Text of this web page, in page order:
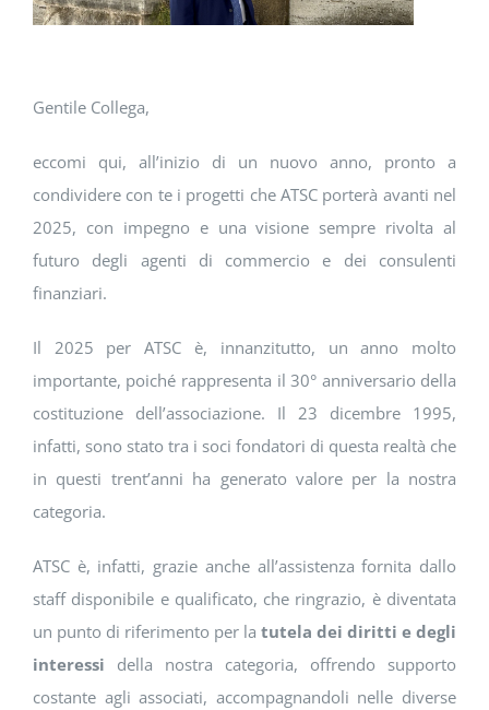
ACADEMY
Gentile Collega,
eccomi qui, all’inizio di un nuovo anno, pronto a
condividere con te i progetti che ATSC porterà avanti nel
2025, con impegno e una visione sempre rivolta al
futuro degli agenti di commercio e dei consulenti
finanziari.
Il 2025 per ATSC è, innanzitutto, un anno molto
importante, poiché rappresenta il 30° anniversario della
costituzione dell’associazione. Il 23 dicembre 1995,
infatti, sono stato tra i soci fondatori di questa realtà che
in questi trent’anni ha generato valore per la nostra
categoria.
ATSC è, infatti, grazie anche all’assistenza fornita dallo
staff disponibile e qualificato, che ringrazio, è diventata
un punto di riferimento per latutela dei diritti e degli
interessi della nostra categoria, offrendo supporto
costante agli associati, accompagnandoli nelle diverse